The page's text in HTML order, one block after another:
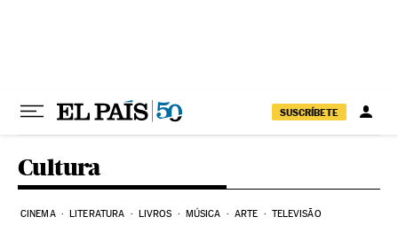
SUSCRÍBETE
Cultura
CINEMA LITERATURA LIVROS MÚSICA ARTE TELEVISÃO